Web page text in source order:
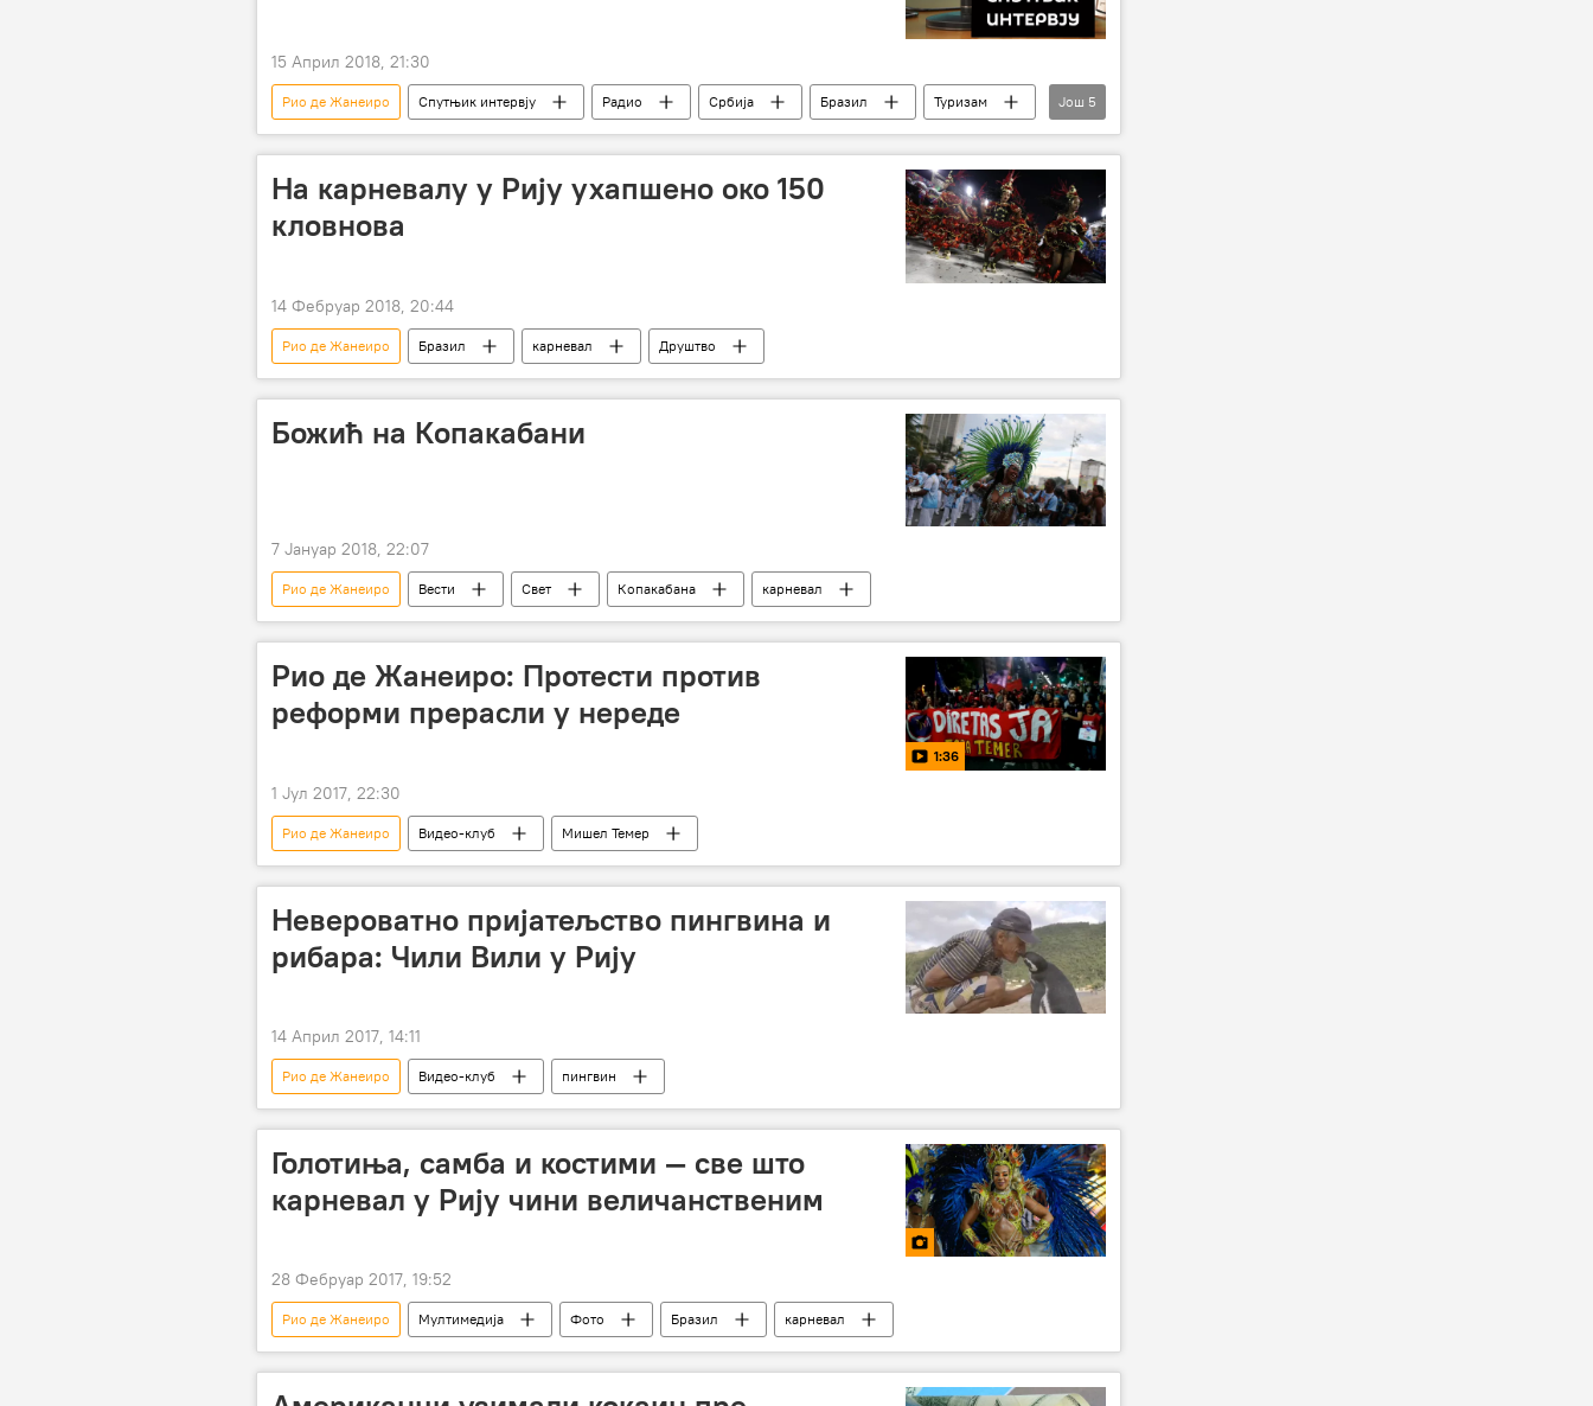
15 Април 2018, 21:30
Рио де Жанеиро Спутњик интервју Радио Србија Бразил
Туризам
љубав
водич пресељење Косово и Метохија (КиМ) Тијаго Фехејра
Још 5
На карневалу у Рију ухапшено око 150
кловнова
14 Фебруар 2018, 20:44
Рио де Жанеиро Бразил карневал Друштво
Божић на Копакабани
7 Јануар 2018, 22:07
Рио де Жанеиро Вести Свет Копакабана карневал
Рио де Жанеиро: Протести против
реформи прерасли у нереде
1:36
1 Јул 2017, 22:30
Рио де Жанеиро Видео-клуб Мишел Темер
Невероватно пријатељство пингвина и
рибара: Чили Вили у Рију
14 Април 2017, 14:11
Рио де Жанеиро Видео-клуб пингвин
Голотиња, самба и костими — све што
карневал у Рију чини величанственим
28 Фебруар 2017, 19:52
Рио де Жанеиро Мултимедија Фото Бразил карневал